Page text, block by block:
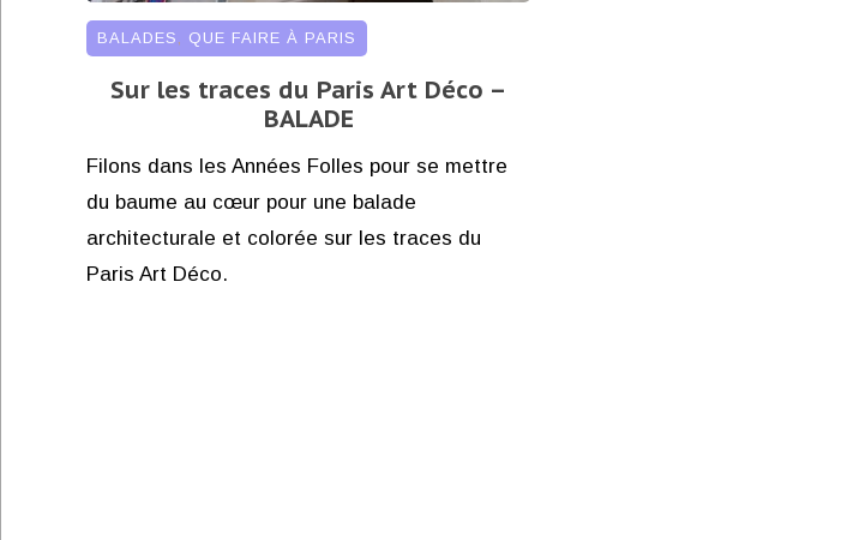
BALADES QUE FAIRE À PARIS
Sur les traces du Paris Art Déco –
BALADE
Filons dans les Années Folles pour se mettre
du baume au cœur pour une balade
architecturale et colorée sur les traces du
Paris Art Déco.